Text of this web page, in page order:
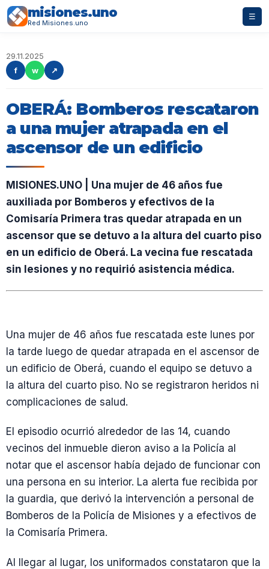
misiones.uno
Red Misiones.uno
☰
29.11.2025
f
w ↗
OBERÁ: Bomberos rescataron
a una mujer atrapada en el
ascensor de un edificio
MISIONES.UNO | Una mujer de 46 años fue
auxiliada por Bomberos y efectivos de la
Comisaría Primera tras quedar atrapada en un
ascensor que se detuvo a la altura del cuarto piso
en un edificio de Oberá. La vecina fue rescatada
sin lesiones y no requirió asistencia médica.
Una mujer de 46 años fue rescatada este lunes por
la tarde luego de quedar atrapada en el ascensor de
un edificio de Oberá, cuando el equipo se detuvo a
la altura del cuarto piso. No se registraron heridos ni
complicaciones de salud.
El episodio ocurrió alrededor de las 14, cuando
vecinos del inmueble dieron aviso a la Policía al
notar que el ascensor había dejado de funcionar con
una persona en su interior. La alerta fue recibida por
la guardia, que derivó la intervención a personal de
Bomberos de la Policía de Misiones y a efectivos de
la Comisaría Primera.
Al llegar al lugar, los uniformados constataron que la